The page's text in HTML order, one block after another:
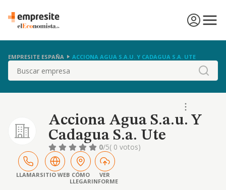
EMPRESITE ESPAÑA ACCIONA AGUA S.A.U. Y CADAGUA S.A. UTE
Buscar
Acciona Agua S.a.u. Y
Cadagua S.a. Ute
0/5( 0 votos)
LLAMARSITIO WEB CÓMO
LLEGAR
VER
INFORME